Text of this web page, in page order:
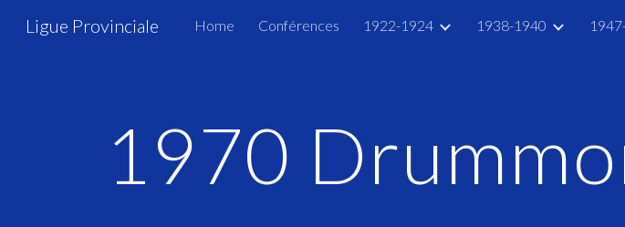
Skip to main content
Ligue Provinciale Home Conférences 1922-1924 1938-1940
1970